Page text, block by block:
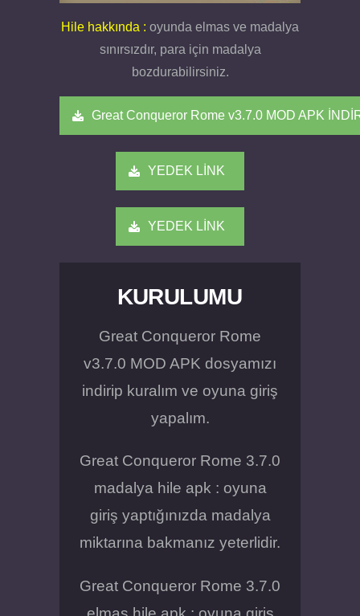
Hile hakkında : oyunda elmas ve madalya
sınırsızdır, para için madalya
bozdurabilirsiniz.
Great Conqueror Rome v3.7.0 MOD APK
YEDEK LİNK
YEDEK LİNK
KURULUMU
Great Conqueror Rome
v3.7.0 MOD APK dosyamızı
indirip kuralım ve oyuna giriş
yapalım.
Great Conqueror Rome 3.7.0
madalya hile apk : oyuna
giriş yaptığınızda madalya
miktarına bakmanız yeterlidir.
Great Conqueror Rome 3.7.0